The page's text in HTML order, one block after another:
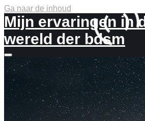
Ga naar de inhoud
Mijn ervaringen in
wereld der bdsm
Meer
info